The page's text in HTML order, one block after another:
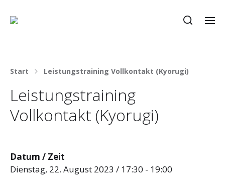
Start Leistungstraining Vollkontakt (Kyorugi)
Leistungstraining
Vollkontakt (Kyorugi)
Datum / Zeit
Dienstag, 22. August 2023 / 17:30 - 19:00